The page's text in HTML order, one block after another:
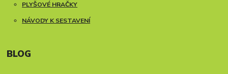
PLYŠOVÉ HRAČKY
NÁVODY K SESTAVENÍ
BLOG